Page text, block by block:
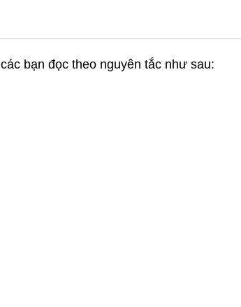
bạn đọc theo nguyên tắc như sau: